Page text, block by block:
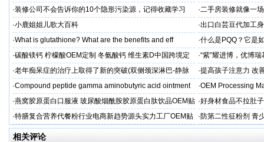
·装修公司不会告诉你的10个隐形污染源，记得收藏学习 ·二手房装修就像一
糟心！看完这篇再开
·小鹿姐姐儿歌大百科 ·出口白芸豆代加工
贴牌
·What is glutathione? What are the benefits and eff ·什么是PQQ？它是
·碳酸镁钙 柠檬酸OEM定制 冬氨酸钙 维生素D中国跨境定
制
·“紫”耀进博，优博
·老年痴呆症的治疗上取得了新的突破(双侧颈深淋巴-静脉
吻合术)
·提高孩子注意力 改
·Compound peptide gamma aminobutyric acid ointment ·OEM Processing
·燕窝胶原蛋白口服液 玻尿酸烟酰胺胶原蛋白肽饮品OEM贴
牌
·好身材食品不拉肚
·特膳复合营养代餐粉行业电商新趋势源头实力工厂OEM贴
牌代工
·防第二性征粉剂 青
相关评论